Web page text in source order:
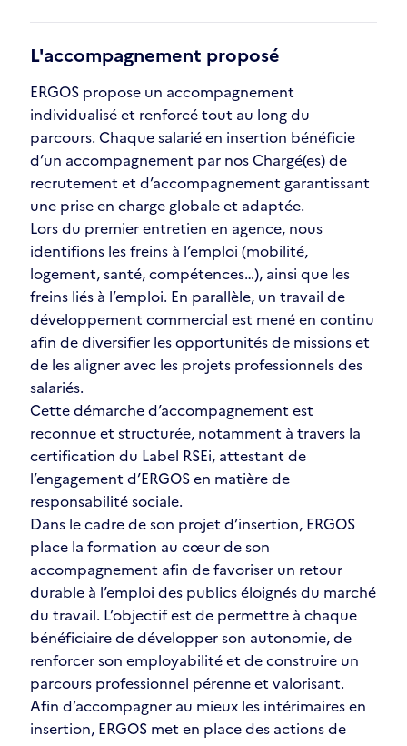
L'accompagnement proposé
ERGOS propose un accompagnement
individualisé et renforcé tout au long du
parcours. Chaque salarié en insertion bénéficie
d’un accompagnement par nos Chargé(es) de
recrutement et d’accompagnement garantissant
une prise en charge globale et adaptée.
Lors du premier entretien en agence, nous
identifions les freins à l’emploi (mobilité,
logement, santé, compétences…), ainsi que les
freins liés à l’emploi. En parallèle, un travail de
développement commercial est mené en continu
afin de diversifier les opportunités de missions et
de les aligner avec les projets professionnels des
salariés.
Cette démarche d’accompagnement est
reconnue et structurée, notamment à travers la
certification du Label RSEi, attestant de
l’engagement d’ERGOS en matière de
responsabilité sociale.
Dans le cadre de son projet d’insertion, ERGOS
place la formation au cœur de son
accompagnement afin de favoriser un retour
durable à l’emploi des publics éloignés du marché
du travail. L’objectif est de permettre à chaque
bénéficiaire de développer son autonomie, de
renforcer son employabilité et de construire un
parcours professionnel pérenne et valorisant.
Afin d’accompagner au mieux les intérimaires en
insertion, ERGOS met en place des actions de